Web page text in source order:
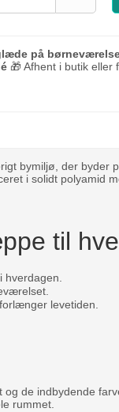
på
🎁 Afhent i butik eller
bymiljø, der byder
i solidt polyamid
til
levetiden.
de indbydende
rummet.